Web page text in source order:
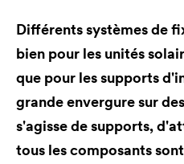
Différents systèmes de
bien pour les unités
que pour les supports
grande envergure sur
s'agisse de supports,
tous les composants